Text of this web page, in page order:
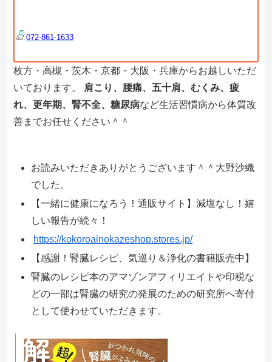
072-861-1633
枚方・高槻・茨木・京都・大阪・兵庫からお越しいただ
いております。
肩こり、腰痛、五十肩、むくみ、疲
れ、更年期、腎不全、糖尿病など生活習慣病から体質改
善までお任せください＾＾
お読みいただきありがとうございます＾＾大野沙織
でした。
【一緒に健康になろう！通販サイト】減塩なし！嬉
しい報告が続々！
https://kokoroainokazeshop.stores.jp/
【感謝！腎臓レシピ、気巡り＆浄化の書籍販売中】
腎臓のレシピ本のアマゾンアフィリエイトや印税な
どの一部は腎臓の研究の発展のための研究所へ寄付
として使わせていただきます。